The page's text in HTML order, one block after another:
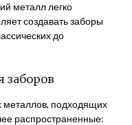
металл легко
создавать заборы
до
заборов
металлов, подходящих
распространенные: